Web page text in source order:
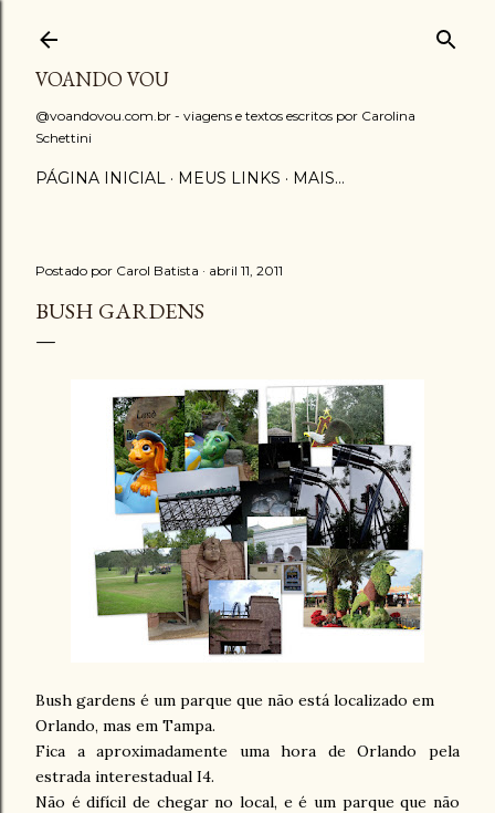
VOANDO VOU
@voandovou.com.br - viagens e textos escritos por Carolina
Schettini
PÁGINA INICIAL MEUS LINKS MAIS…
Postado por Carol Batista abril 11, 2011
BUSH GARDENS
Bush gardens é um parque que não está localizado em
Orlando, mas em Tampa.
Fica a aproximadamente uma hora de Orlando pela
estrada interestadual I4.
Não é difícil de chegar no local, e é um parque que não